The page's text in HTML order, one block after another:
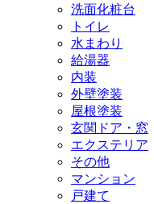
洗面化粧台
トイレ
水まわり
給湯器
内装
外壁塗装
屋根塗装
玄関ドア・窓
エクステリア
その他
マンション
戸建て